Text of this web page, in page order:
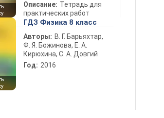
Описание: Тетрадь для
практических работ
ГДЗ Физика 8 класс
Авторы: В. Г. Барьяхтар,
Ф. Я. Божинова, Е. А.
Кирюхина, С. А. Довгий
Год: 2016